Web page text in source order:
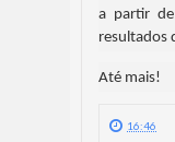
a partir de
resultados
Até mais!
16:46